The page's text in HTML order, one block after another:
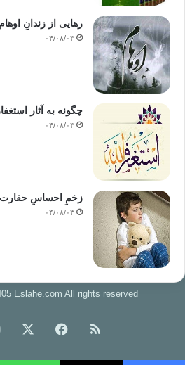
رهایی از زندانِ اوهام
۰۴/۰۸/۰۳
چگونه به آثار
۰۴/۰۸/۰۳
زخمِ احساسِ حقارت
۰۴/۰۸/۰۳
Eslahe.com All rights reserved
خوراک فیس